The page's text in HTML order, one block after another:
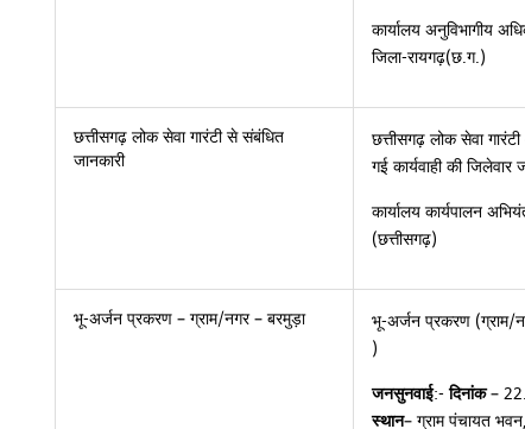
कार्यालय अनुविभागीय
जिला-रायगढ़(छ.ग.)
छत्तीसगढ़ लोक सेवा गारंटी से संबंधित
जानकारी
छत्तीसगढ़ लोक सेवा
गई कार्यवाही की
कार्यालय कार्यपालन
(छत्तीसगढ़)
भू-अर्जन प्रकरण – ग्राम/नगर – बरमुड़ा भू-अर्जन प्रकरण (ग्राम/
)
जनसुनवाई:-दिनांक–
स्थान– ग्राम पंचायत